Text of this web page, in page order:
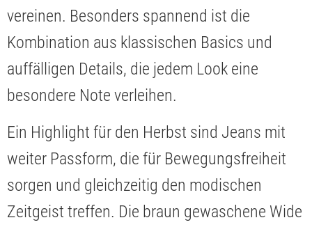
vereinen. Besonders spannend ist die
Kombination aus klassischen Basics und
auffälligen Details, die jedem Look eine
besondere Note verleihen.
Ein Highlight für den Herbst sind Jeans mit
weiter Passform, die für Bewegungsfreiheit
sorgen und gleichzeitig den modischen
Zeitgeist treffen. Die braun gewaschene Wide